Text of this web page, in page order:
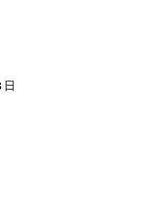
３日 中村大＋